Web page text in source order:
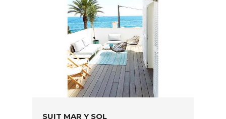
SUIT MAR Y SOL